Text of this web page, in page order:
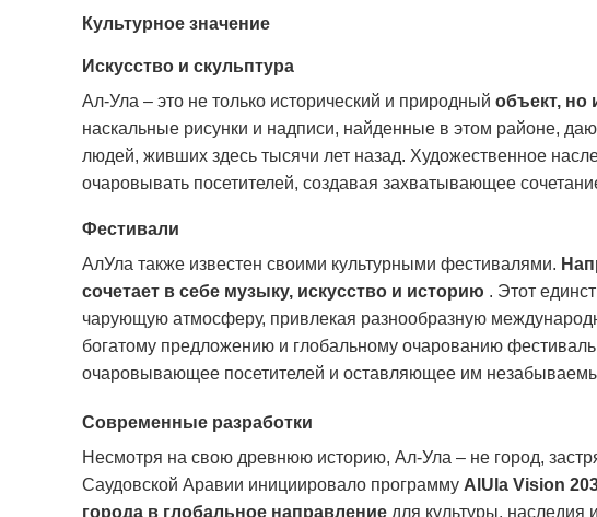
Культурное значение
Искусство и скульптура
Ал-Ула – это не только исторический и природный объект, но
наскальные рисунки и надписи, найденные в этом районе,
людей, живших здесь тысячи лет назад. Художественное
очаровывать посетителей, создавая захватывающее
Фестивали
АлУла также известен своими культурными фестивалями.
сочетает в себе музыку, искусство и историю . Этот
чарующую атмосферу, привлекая разнообразную
богатому предложению и глобальному очарованию
очаровывающее посетителей и оставляющее им
Современные разработки
Несмотря на свою древнюю историю, Ал-Ула – не город,
Саудовской Аравии инициировало программу AlUla Vision
города в глобальное направление для культуры, наследия